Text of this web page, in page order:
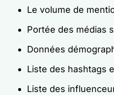
Le volume de
Portée des médias
Données
Liste des hashtags
Liste des